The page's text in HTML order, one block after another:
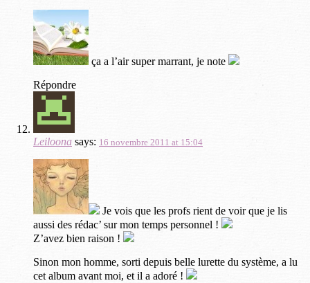
ça a l’air super marrant, je note
Répondre
Leiloona says: 16 novembre 2011 at 15:04
Je vois que les profs rient de voir que je lis
aussi des rédac’ sur mon temps personnel !
Z’avez bien raison !
Sinon mon homme, sorti depuis belle lurette du système, a lu
cet album avant moi, et il a adoré !